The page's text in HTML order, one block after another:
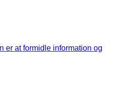
er at formidle information og